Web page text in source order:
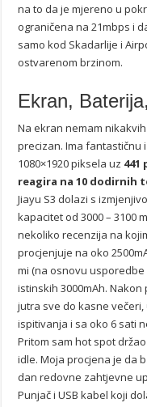
na to da je mjereno u
ograničena na 21mbps i
samo kod Skadarlije i
ostvarenom brzinom.
Ekran,
Na ekran nemam
precizan. Ima fantastičnu
1080×1920 piksela uz 441
reagira na 10 dodirnih
Jiayu S3 dolazi s
kapacitet od 3000 – 3100
nekoliko recenzija na
procjenjuje na oko
mi (na osnovu usporedbe
istinskih 3000mAh.
jutra sve do kasne
ispitivanja i sa oko 6 sati
Pritom sam hot spot
idle. Moja procjena je da
dan redovne zahtjevne
Punjač i USB kabel koji